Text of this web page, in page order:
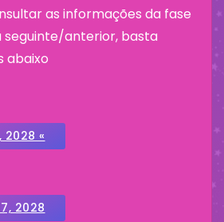
as informações da fase
seguinte/anterior, basta
abaixo
2028 «
2028